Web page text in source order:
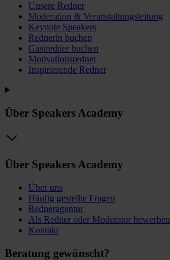
Unsere Redner
Moderation & Veranstaltungsleitung
Keynote Speakers
Rednerin buchen
Gastredner buchen
Motivationsredner
Inspirierende Redner
Über Speakers Academy
Über Speakers Academy
Über uns
Häufig gestellte Fragen
Redneragentur
Als Redner oder Moderator bewerben
Kontakt
Beratung gewünscht?